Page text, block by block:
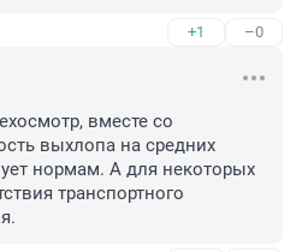
+1 –0
вместе со
выхлопа на средних
нормам. А для некоторых
транспортного